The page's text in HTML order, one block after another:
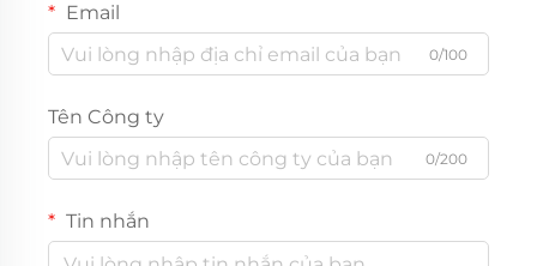
Email
0/100
Tên Công ty
0/200
Tin nhắn